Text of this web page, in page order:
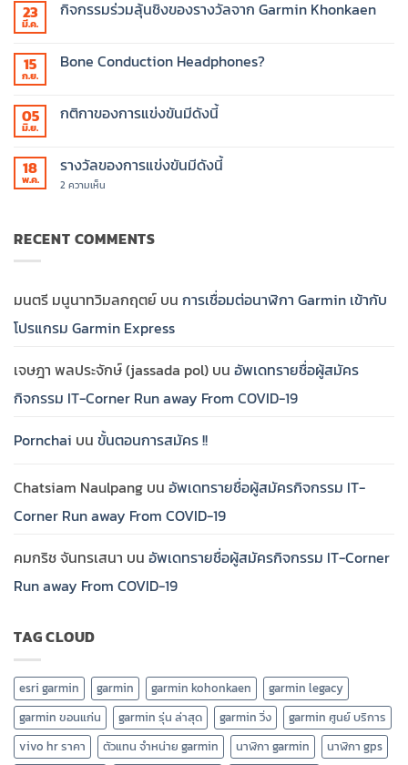
บน
การ
เคลม
23
มี.ค.
กิจกรรมร่วมลุ้นชิงของรางวัลจาก Garmin Khonkaen
บน
ชิง
ของ
Garmin
Khonkaen
15
ก.ย.
Bone Conduction Headphones?
บน
05
มิ.ย.
กติกาของการแข่งขันมีดังนี้
บน
กติกา
ของ
ดังนี้
18
พ.ค.
รางวัลของการแข่งขันมีดังนี้
2 ความเห็น
แข่งขัน
มี
RECENT COMMENTS
มนตรี มนูนาทวิมลกฤตย์ บน การเชื่อมต่อนาฬิกา Garmin เข้ากับ
โปรแกรม Garmin Express
เจษฎา พลประจักษ์ (jassada pol) บน อัพเดทรายชื่อผู้สมัคร
กิจกรรม IT-Corner Run away From COVID-19
Pornchai บน ขั้นตอนการสมัคร !!
Chatsiam Naulpang บน อัพเดทรายชื่อผู้สมัครกิจกรรม IT-
Corner Run away From COVID-19
คมกริช จันทรเสนา บน อัพเดทรายชื่อผู้สมัครกิจกรรม IT-Corner
Run away From COVID-19
TAG CLOUD
esri garmin garmin garmin kohonkaen
garmin legacy
garmin ขอนแก่น
garmin รุ่น ล่าสุด garmin วิ่ง
garmin ศูนย์ บริการ
vivo hr ราคา
ตัวแทน จำหน่าย garmin นาฬิกา garmin
นาฬิกา gps